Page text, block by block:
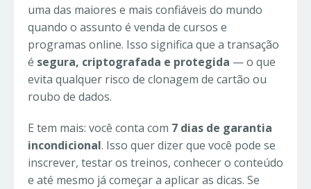
uma das maiores e mais confiáveis do mundo
quando o assunto é venda de cursos e
programas online. Isso significa que a transação
é segura, criptografada e protegida — o que
evita qualquer risco de clonagem de cartão ou
roubo de dados.
E tem mais: você conta com 7 dias de garantia
incondicional. Isso quer dizer que você pode se
inscrever, testar os treinos, conhecer o conteúdo
e até mesmo já começar a aplicar as dicas. Se